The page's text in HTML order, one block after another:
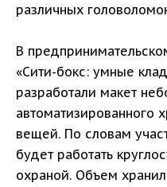
различных
В
«Сити-бокс: умные
разработали макет
автоматизированного
вещей. По словам
будет работать
охраной. Объем